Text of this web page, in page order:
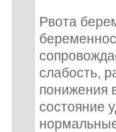
Рвота
слабость,
понижения
состояние